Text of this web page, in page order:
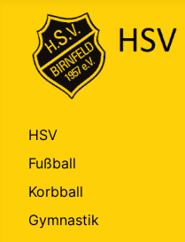
HSV
Fußball
Korbball
Gymnastik